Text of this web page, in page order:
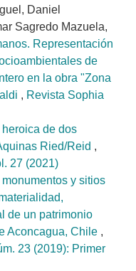
Daniel
Sagredo Mazuela,
Representación
de
en la obra "Zona
, Revista Sophia
heroica de dos
Ried/Reid ,
27 (2021)
monumentos y sitios
de un patrimonio
Aconcagua, Chile ,
23 (2019): Primer